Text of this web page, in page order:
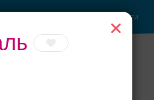
Войти